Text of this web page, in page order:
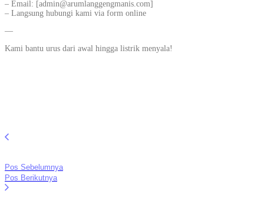
– Email: [admin@arumlanggengmanis.com]
– Langsung hubungi kami via form online
—
Kami bantu urus dari awal hingga listrik menyala!
Pos Sebelumnya
Pos Berikutnya